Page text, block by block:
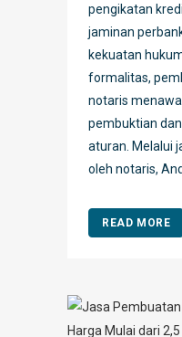
pengikatan
jaminan
kekuatan
formalitas,
notaris
pembuktian
aturan. Melalui
oleh notaris,
READ MORE